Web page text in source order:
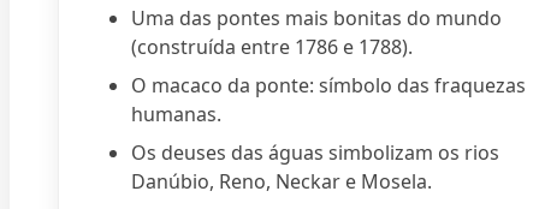
Uma das pontes mais bonitas do mundo
(construída entre 1786 e 1788).
O macaco da ponte: símbolo das fraquezas
humanas.
Os deuses das águas simbolizam os rios
Danúbio, Reno, Neckar e Mosela.